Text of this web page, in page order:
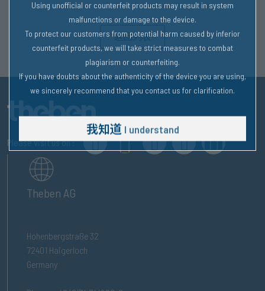
返回列表
Please visit us on :
Theben AG
Hohenbergstraße 32
72401 Haigerloch
Germany
Using unofficial or counterfeit products may result in system
malfunctions or damage to the device.
To protect our customers from potential harm caused by inferior
counterfeit products, we will take strict measures to combat
plagiarism or counterfeiting.
If you have doubts about the authenticity of the device you are using,
we sincerely recommend that you contact us for clarification.
我知道 I understand